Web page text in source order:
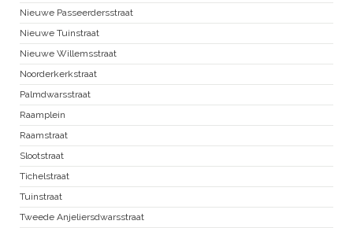
Nieuwe Passeerdersstraat
Nieuwe Tuinstraat
Nieuwe Willemsstraat
Noorderkerkstraat
Palmdwarsstraat
Raamplein
Raamstraat
Slootstraat
Tichelstraat
Tuinstraat
Tweede Anjeliersdwarsstraat